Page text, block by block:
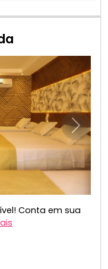
Conta em sua